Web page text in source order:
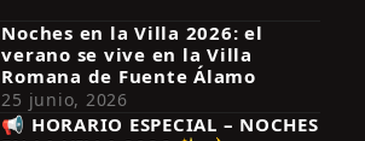
Noches en la Villa 2026: el
verano se vive en la Villa
Romana de Fuente Álamo
25 junio, 2026
📢 HORARIO ESPECIAL – NOCHES